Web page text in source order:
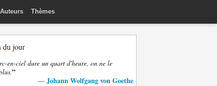
Auteurs Thèmes
du jour
en-ciel dure un quart d'heure, on ne le
”
— Johann Wolfgang von Goethe